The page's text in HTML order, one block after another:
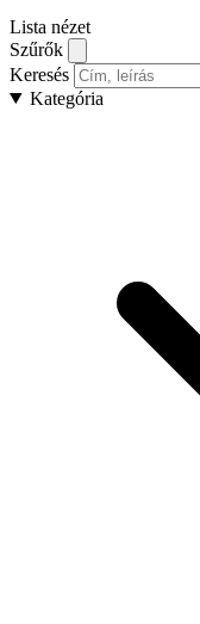
Lista nézet
Szűrők
Keresés
Kategória